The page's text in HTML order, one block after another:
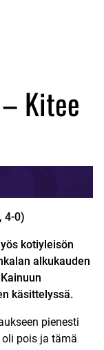
Kitee
4-0)
kotiyleisön
alkukauden
käsittelyssä.
pienesti
oli pois ja tämä